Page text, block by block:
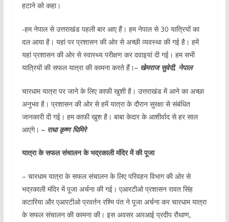
हटाने को कहा।
-हम नेपाल से उत्तराखंड पहली बार आए हैं। हम नेपाल से 30 यात्रियों का
दल आया है। यहां पर प्रशासन की ओर से अच्छी व्यवस्था की गई है। हमें
यहां प्रशासन की ओर से स्वास्थ्य परीक्षण कर दवाइयां दी गई। हम सभी
यात्रियों की सफल यात्रा की कामना करते हैं।– खेमराज सुवेदी, नेपाल
चारधाम यात्रा पर जाने के लिए काफी खुशी है। उत्तराखंड में आने का अच्छा
अनुभव है। प्रशासन की ओर से हमें यात्रा के दौरान सुरक्षा से संबंधित
जानकारी दी गई। हम काफी खुश है। बाबा केदार के आशीर्वाद से हर साल
आएंगे। – राधा कृष्ण घिमिरे
यात्रा के सफल संचालन के भद्रकाली मंदिर में की पूजा
– चारधाम यात्रा के सफल संचालन के लिए परिवहन विभाग की ओर से
भद्रकाली मंदिर में पूजा अर्चना की गई। एआरटीओ प्रशासन रावत सिंह
कटारिया और एआरटीओ प्रवर्तन रश्मि पंत ने पूजा अर्चना कर चारधाम यात्रा
के सफल संचालन की कामना की। इस अवसर आरआई प्रदीप रौथाण,